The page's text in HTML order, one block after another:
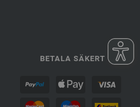
BETALA SÄKERT